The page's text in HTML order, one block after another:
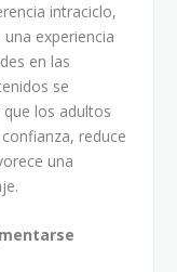
intraciclo,
experiencia
en las
se
los adultos
reduce
una